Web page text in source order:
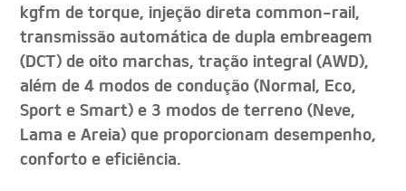
kgfm de torque, injeção direta common-rail,
transmissão automática de dupla embreagem
(DCT) de oito marchas, tração integral (AWD),
além de 4 modos de condução (Normal, Eco,
Sport e Smart) e 3 modos de terreno (Neve,
Lama e Areia) que proporcionam desempenho,
conforto e eficiência.